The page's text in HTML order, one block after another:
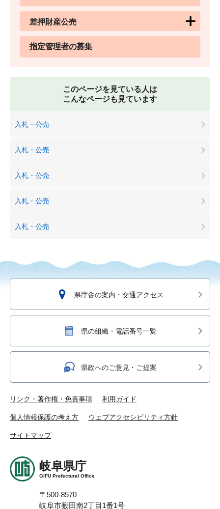
差押財産公売
指定管理者の募集
このページを見ている人は
こんなページも見ています
入札・公売
入札・公売
入札・公売
入札・公売
入札・公売
県庁舎の案内・交通アクセス
県の組織・電話番号一覧
県政へのご意見・ご提案
リンク・著作権・免責事項 利用ガイド
個人情報保護の考え方 ウェブアクセシビリティ方針
サイトマップ
岐阜県庁
GIFU Prefectural Office
〒500-8570
岐阜市薮田南2丁目1番1号